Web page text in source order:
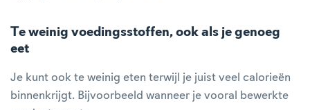
Te weinig voedingsstoffen, ook als je genoeg
eet
Je kunt ook te weinig eten terwijl je juist veel calorieën
binnenkrijgt. Bijvoorbeeld wanneer je vooral bewerkte